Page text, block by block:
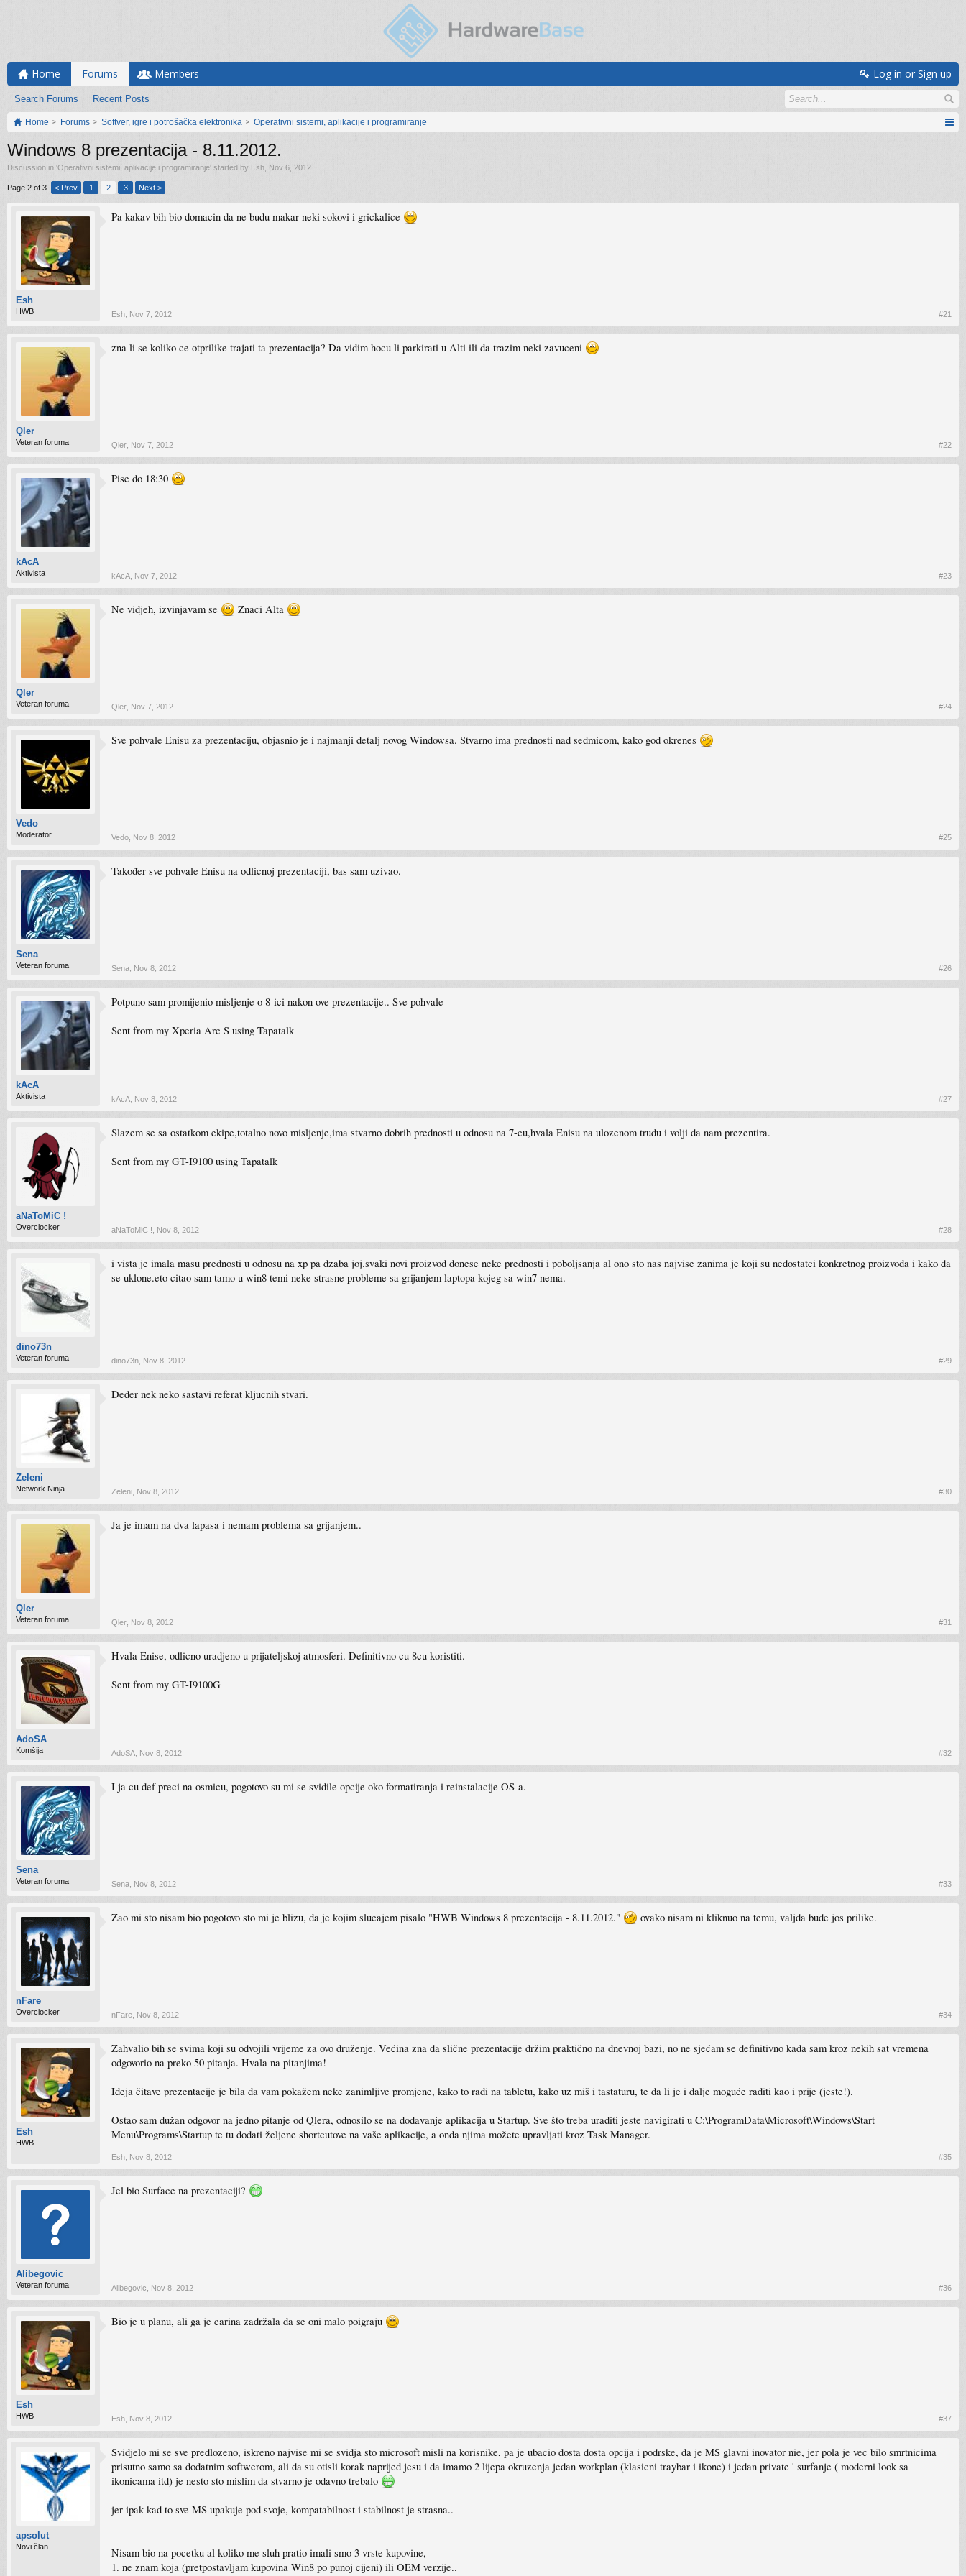
Home Forums
Search Forums Recent Posts
Members Log in or Sign up
Home Forums Softver, igre i potrošačka elektronika Operativni sistemi, aplikacije i programiranje
Windows 8 prezentacija - 8.11.2012.
Discussion in 'Operativni sistemi, aplikacije i programiranje' started by Esh Nov 6, 2012
Page 2 of 3 < Prev 1 2 3 Next >
Esh
HWB
Pa kakav bih bio domacin da ne budu makar neki sokovi i grickalice
Esh Nov 7, 2012 #21
Qler
Veteran foruma
zna li se koliko ce otprilike trajati ta prezentacija? Da vidim hocu li parkirati u Alti ili da trazim neki zavuceni
Qler Nov 7, 2012 #22
kAcA
Aktivista
Pise do 18:30
kAcA Nov 7, 2012 #23
Qler
Veteran foruma
Ne vidjeh, izvinjavam se Znaci Alta
Qler Nov 7, 2012 #24
Vedo
Moderator
Sve pohvale Enisu za prezentaciju, objasnio je i najmanji detalj novog Windowsa. Stvarno ima prednosti nad sedmicom, kako god okrenes
Vedo Nov 8, 2012 #25
Sena
Veteran foruma
Također sve pohvale Enisu na odlicnoj prezentaciji, bas sam uzivao.
Sena Nov 8, 2012 #26
kAcA
Aktivista
Potpuno sam promijenio misljenje o 8-ici nakon ove prezentacije.. Sve pohvale
Sent from my Xperia Arc S using Tapatalk
kAcA Nov 8, 2012 #27
aNaToMiC !
Overclocker
Slazem se sa ostatkom ekipe,totalno novo misljenje,ima stvarno dobrih prednosti u odnosu na 7-cu,hvala Enisu na ulozenom trudu i volji da nam prezentira.
Sent from my GT-I9100 using Tapatalk
aNaToMiC ! Nov 8, 2012 #28
dino73n
Veteran foruma
i vista je imala masu prednosti u odnosu na xp pa dzaba joj.svaki novi proizvod donese neke prednosti i poboljsanja al ono sto nas najvise zanima je koji su nedostatci konkretnog proizvoda i kako da
se uklone.eto citao sam tamo u win8 temi neke strasne probleme sa grijanjem laptopa kojeg sa win7 nema.
dino73n Nov 8, 2012 #29
Zeleni
Network Ninja
Deder nek neko sastavi referat kljucnih stvari.
Zeleni Nov 8, 2012 #30
Qler
Veteran foruma
Ja je imam na dva lapasa i nemam problema sa grijanjem..
Qler Nov 8, 2012 #31
AdoSA
Komšija
Hvala Enise, odlicno uradjeno u prijateljskoj atmosferi. Definitivno cu 8cu koristiti.
Sent from my GT-I9100G
AdoSA Nov 8, 2012 #32
Sena
Veteran foruma
I ja cu def preci na osmicu, pogotovo su mi se svidile opcije oko formatiranja i reinstalacije OS-a.
Sena Nov 8, 2012 #33
nFare
Overclocker
Zao mi sto nisam bio pogotovo sto mi je blizu, da je kojim slucajem pisalo "HWB Windows 8 prezentacija - 8.11.2012." ovako nisam ni kliknuo na temu, valjda bude jos prilike.
nFare Nov 8, 2012 #34
Esh
HWB
Zahvalio bih se svima koji su odvojili vrijeme za ovo druženje. Većina zna da slične prezentacije držim praktično na dnevnoj bazi, no ne sjećam se definitivno kada sam kroz nekih sat vremena
odgovorio na preko 50 pitanja. Hvala na pitanjima!
Ideja čitave prezentacije je bila da vam pokažem neke zanimljive promjene, kako to radi na tabletu, kako uz miš i tastaturu, te da li je i dalje moguće raditi kao i prije (jeste!).
Ostao sam dužan odgovor na jedno pitanje od Qlera, odnosilo se na dodavanje aplikacija u Startup. Sve što treba uraditi jeste navigirati u C:\ProgramData\Microsoft\Windows\Start
Menu\Programs\Startup te tu dodati željene shortcutove na vaše aplikacije, a onda njima možete upravljati kroz Task Manager.
Esh Nov 8, 2012 #35
Alibegovic
Veteran foruma
Jel bio Surface na prezentaciji?
Alibegovic Nov 8, 2012 #36
Esh
HWB
Bio je u planu, ali ga je carina zadržala da se oni malo poigraju
Esh Nov 8, 2012 #37
apsolut
Novi član
Svidjelo mi se sve predlozeno, iskreno najvise mi se svidja sto microsoft misli na korisnike, pa je ubacio dosta dosta opcija i podrske, da je MS glavni inovator nie, jer pola je vec bilo smrtnicima
prisutno samo sa dodatnim softwerom, ali da su otisli korak naprijed jesu i da imamo 2 lijepa okruzenja jedan workplan (klasicni traybar i ikone) i jedan private ' surfanje ( moderni look sa
ikonicama itd) je nesto sto mislim da stvarno je odavno trebalo
jer ipak kad to sve MS upakuje pod svoje, kompatabilnost i stabilnost je strasna..
Nisam bio na pocetku al koliko me sluh pratio imali smo 3 vrste kupovine,
1. ne znam koja (pretpostavljam kupovina Win8 po punoj cijeni) ili OEM verzije..